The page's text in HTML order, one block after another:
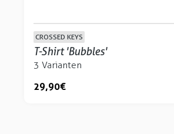
CROSSED KEYS
T-Shirt 'Bubbles'
3 Varianten
29,90 €